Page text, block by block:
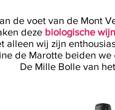
de voet van de Mont
deze biologische
alleen wij zijn
de Marotte beiden we
De Mille Bolle van het